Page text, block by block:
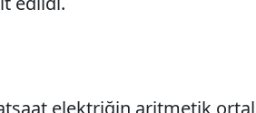
elektriğin aritmetik